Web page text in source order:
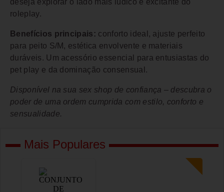
deseja explorar o lado mais lúdico e excitante do
roleplay.
Benefícios principais: conforto ideal, ajuste perfeito
para peito S/M, estética envolvente e materiais
duráveis. Um acessório essencial para entusiastas do
pet play e da dominação consensual.
Disponível na sua sex shop de confiança – descubra o
poder de uma ordem cumprida com estilo, conforto e
sensualidade.
Mais Populares